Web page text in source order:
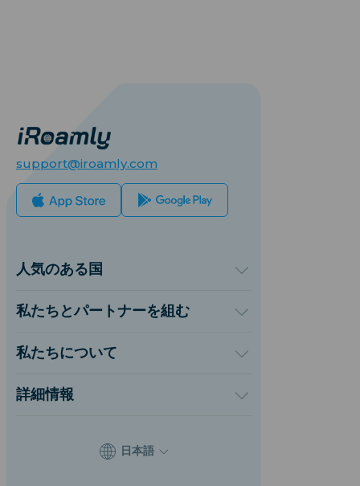
support@iroamly.com
人気のある国
イギリス
トルコ
タイ
イタリア
インド
私たちとパートナーを組む
紹介して稼ぐ
アフィリエイトプログラム
私たちについて
お問い合わせ
詳細情報
日本語